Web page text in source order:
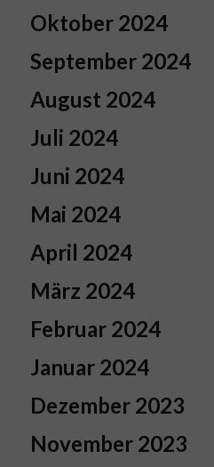
Oktober 2024
September 2024
August 2024
Juli 2024
Juni 2024
Mai 2024
April 2024
März 2024
Februar 2024
Januar 2024
Dezember 2023
November 2023